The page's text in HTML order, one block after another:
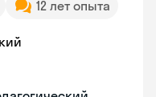
12 лет опыта